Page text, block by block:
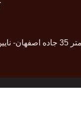
کدپستی : 44913-15118